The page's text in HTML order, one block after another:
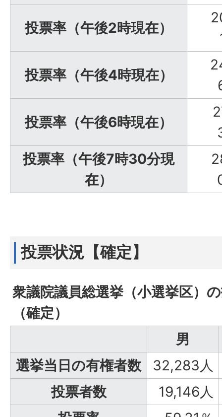
投票率（午後2時現在）
投票率（午後4時現在）
投票率（午後6時現在）
投票率（午後7時30分現
在）
投票状況【確定】
衆議院議員総選挙（小選挙区）
（確定）
男
選挙当日の有権者数
32,283人
投票者数
19,146人